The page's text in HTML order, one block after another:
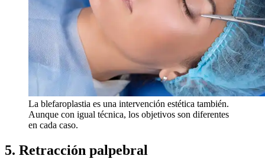
La blefaroplastia es una intervención estética también.
Aunque con igual técnica, los objetivos son diferentes
en cada caso.
5. Retracción palpebral